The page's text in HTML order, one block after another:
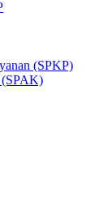
(SPKP)
(SPAK)